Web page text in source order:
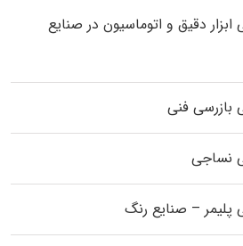
دقیق و اتوماسیون در صنایع
بازرسی فنی
نساجی
پلیمر – صنایع رنگ